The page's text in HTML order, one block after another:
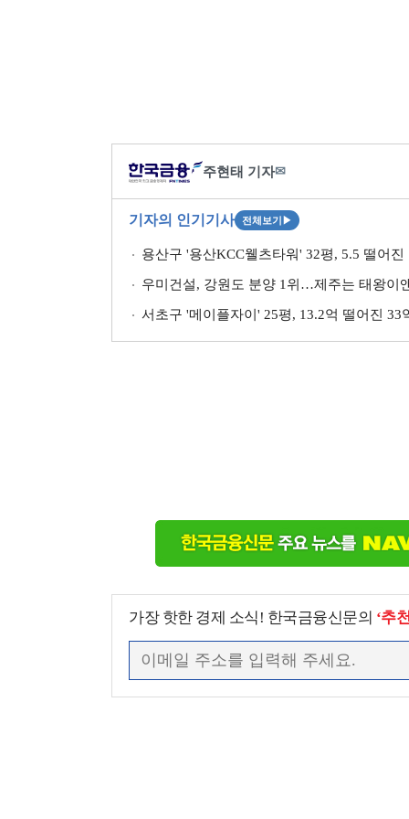
주현태 기자✉
기자의 인기기사 전체보기 ▶
용산구 '용산KCC웰츠타워' 32평, 5.5 떨어
우미건설, 강원도 분양 1위…제주는 태왕이
서초구 '메이플자이' 25평, 13.2억 떨어진
가장 핫한 경제 소식! 한국금융신문의 ‘추